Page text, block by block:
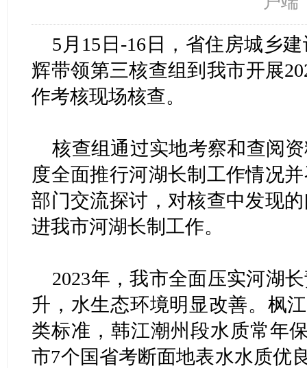
​5月15日-16日，省住房城乡
辉带领第三核查组到我市开展
作考核现场核查。
核查组通过实地考察和查阅
度全面推行河湖长制工作情况
部门交流探讨，对核查中发现
进我市河湖长制工作。
2023年，我市全面压实河湖
升，水生态环境明显改善。枫
类标准，韩江潮州段水质常年
市7个国省考断面地表水水质优